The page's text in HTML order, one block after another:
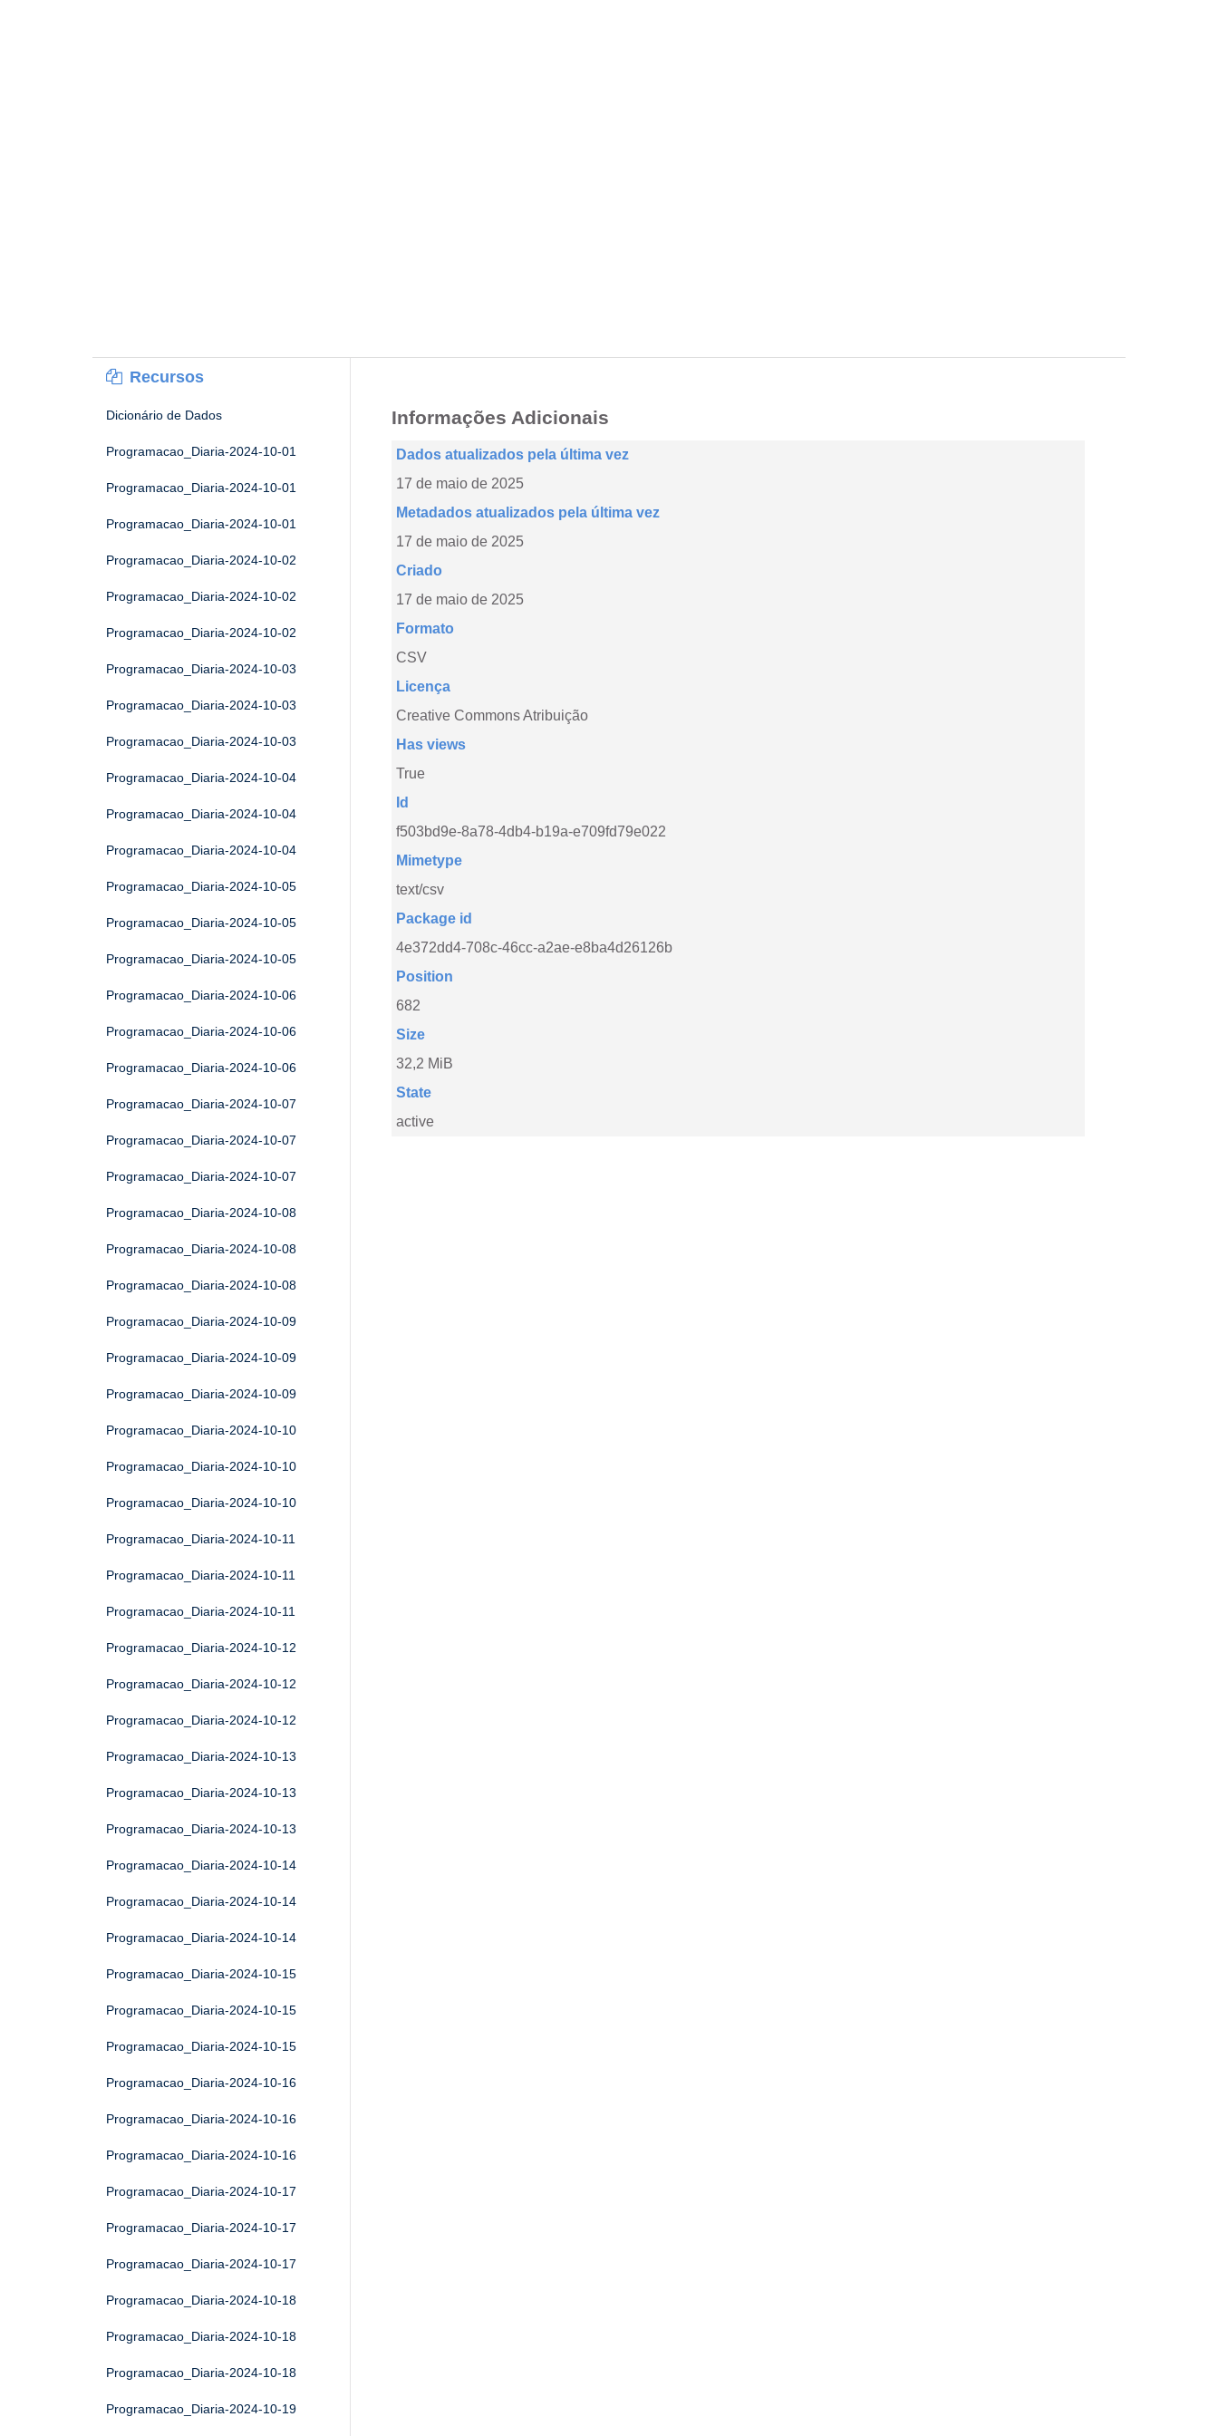
Recursos
Dicionário de Dados
Programacao_Diaria-2024-10-01
Programacao_Diaria-2024-10-01
Programacao_Diaria-2024-10-01
Programacao_Diaria-2024-10-02
Programacao_Diaria-2024-10-02
Programacao_Diaria-2024-10-02
Programacao_Diaria-2024-10-03
Programacao_Diaria-2024-10-03
Programacao_Diaria-2024-10-03
Programacao_Diaria-2024-10-04
Programacao_Diaria-2024-10-04
Programacao_Diaria-2024-10-04
Programacao_Diaria-2024-10-05
Programacao_Diaria-2024-10-05
Programacao_Diaria-2024-10-05
Programacao_Diaria-2024-10-06
Programacao_Diaria-2024-10-06
Programacao_Diaria-2024-10-06
Programacao_Diaria-2024-10-07
Programacao_Diaria-2024-10-07
Programacao_Diaria-2024-10-07
Programacao_Diaria-2024-10-08
Programacao_Diaria-2024-10-08
Programacao_Diaria-2024-10-08
Programacao_Diaria-2024-10-09
Programacao_Diaria-2024-10-09
Programacao_Diaria-2024-10-09
Programacao_Diaria-2024-10-10
Programacao_Diaria-2024-10-10
Programacao_Diaria-2024-10-10
Programacao_Diaria-2024-10-11
Programacao_Diaria-2024-10-11
Programacao_Diaria-2024-10-11
Programacao_Diaria-2024-10-12
Programacao_Diaria-2024-10-12
Programacao_Diaria-2024-10-12
Programacao_Diaria-2024-10-13
Programacao_Diaria-2024-10-13
Programacao_Diaria-2024-10-13
Programacao_Diaria-2024-10-14
Programacao_Diaria-2024-10-14
Programacao_Diaria-2024-10-14
Programacao_Diaria-2024-10-15
Programacao_Diaria-2024-10-15
Programacao_Diaria-2024-10-15
Programacao_Diaria-2024-10-16
Programacao_Diaria-2024-10-16
Programacao_Diaria-2024-10-16
Programacao_Diaria-2024-10-17
Programacao_Diaria-2024-10-17
Programacao_Diaria-2024-10-17
Programacao_Diaria-2024-10-18
Programacao_Diaria-2024-10-18
Programacao_Diaria-2024-10-18
Programacao_Diaria-2024-10-19
Informações Adicionais
Dados atualizados pela última vez
17 de maio de 2025
Metadados atualizados pela última vez
17 de maio de 2025
Criado
17 de maio de 2025
Formato
CSV
Licença
Creative Commons Atribuição
Has views
True
Id
f503bd9e-8a78-4db4-b19a-e709fd79e022
Mimetype
text/csv
Package id
4e372dd4-708c-46cc-a2ae-e8ba4d26126b
Position
682
Size
32,2 MiB
State
active